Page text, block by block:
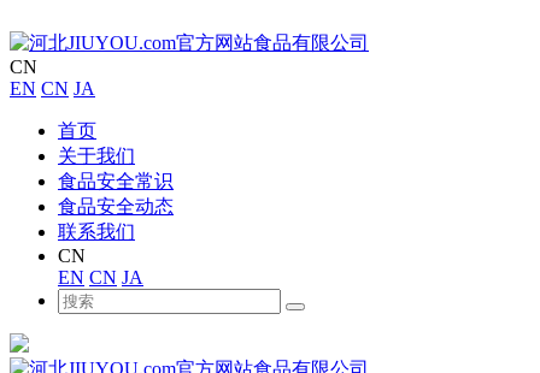
CN
EN CN JA
首页
关于我们
食品安全常识
食品安全动态
联系我们
CN
EN CN JA